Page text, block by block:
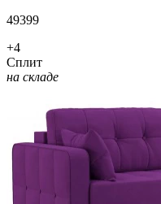
49399
+4
Сплит
на складе